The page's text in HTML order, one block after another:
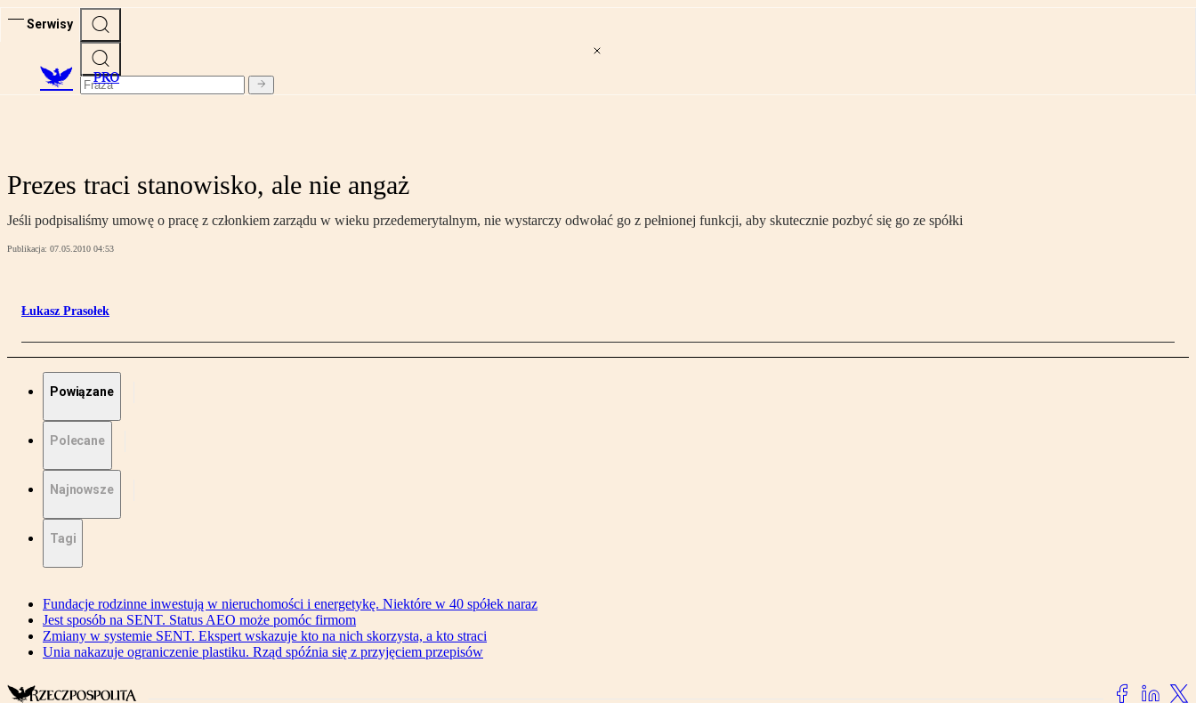
Serwisy
PRO
Prezes traci stanowisko, ale nie angaż
Jeśli podpisaliśmy umowę o pracę z członkiem zarządu w wieku przedemerytalnym, nie wystarczy odwołać go z pełnionej funkcji, aby skutecznie pozbyć się go ze spółki
Publikacja: 07.05.2010 04:53
Łukasz Prasołek
Powiązane
Polecane
Najnowsze
Tagi
Fundacje rodzinne inwestują w nieruchomości i energetykę. Niektóre w 40 spółek naraz
Jest sposób na SENT. Status AEO może pomóc firmom
Zmiany w systemie SENT. Ekspert wskazuje kto na nich skorzysta, a kto straci
Unia nakazuje ograniczenie plastiku. Rząd spóźnia się z przyjęciem przepisów